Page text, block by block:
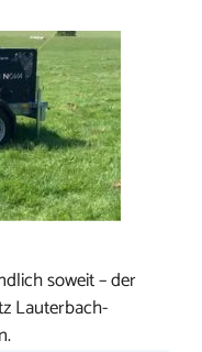
soweit – der
Lauterbach-